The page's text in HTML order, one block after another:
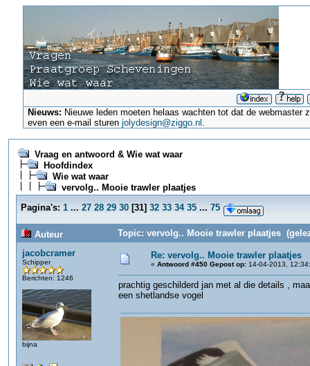
Nieuws: Nieuwe leden moeten helaas wachten tot dat de
even een e-mail sturenjolydesign@ziggo.nl .
Vraag en antwoord & Wie wat waar
Hoofdindex
Wie wat waar
vervolg.. Mooie trawler plaatjes
Pagina's: 1 ... 27 28 29 30 [31] 32 33 34 35 ... 75
Auteur
Topic: vervolg.. Mooie trawler plaatjes
jacobcramer
Schipper
Berichten: 1246
bijna
Re: vervolg.. Mooie trawler plaatjes
« Antwoord #450 Gepost op: 14-04-2013,
prachtig geschilderd jan met al die details ,
een shetlandse vogel